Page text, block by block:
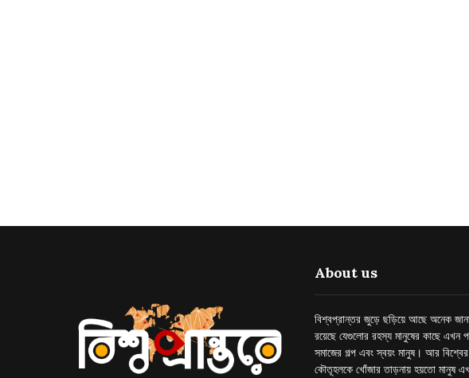
About us
বিশ্বপ্রান্তর জুড়ে ছড়িয়ে আছে অনেক
রয়েছে যেগুলোর রহস্য মানুষের কাছে এখন
সমাজের গল্প এবং স্বয়ং মানুষ। আর
কৌতূহলকে খোঁজার তাড়নায় হয়তো মানুষ